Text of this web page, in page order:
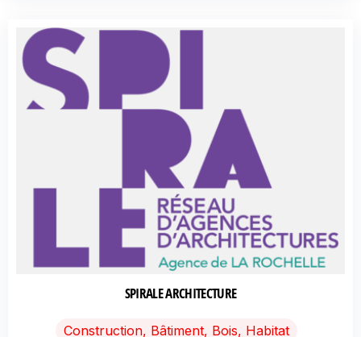
SPIRALE ARCHITECTURE
Construction, Bâtiment, Bois, Habitat